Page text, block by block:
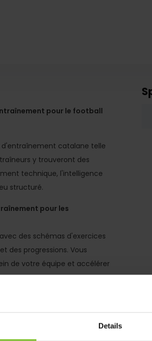
Details
pour le football
d'entraînement catalane telle
y trouveront des
technique, l'intelligence
structuré.
pour les
des schémas d'exercices
des progressions. Vous
de votre équipe et accélérer
le contrôle du ballon
un, la finition, le